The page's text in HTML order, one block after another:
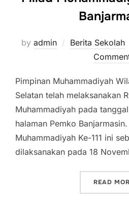
by admin Berita Sekolah
Pimpinan Muhammadiyah
Selatan telah melaksanakan
Muhammadiyah pada
halaman Pemko
Muhammadiyah Ke-111 ini
dilaksanakan pada 18
READ